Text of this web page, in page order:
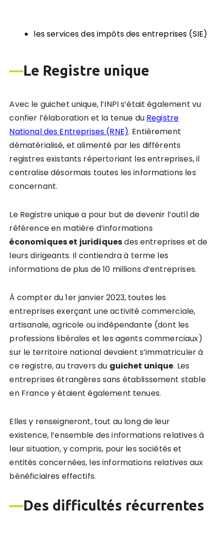
les services des impôts des entreprises (SIE)
—Le Registre unique
Avec le guichet unique, l’INPI s’était également vu
confier l’élaboration et la tenue du Registre
National des Entreprises (RNE). Entièrement
dématérialisé, et alimenté par les différents
registres existants répertoriant les entreprises, il
centralise désormais toutes les informations les
concernant.
Le Registre unique a pour but de devenir l’outil de
référence en matière d’informations
économiques et juridiquesdes entreprises et de
leurs dirigeants. Il contiendra à terme les
informations de plus de 10 millions d’entreprises.
À compter du 1er janvier 2023, toutes les
entreprises exerçant une activité commerciale,
artisanale, agricole ou indépendante (dont les
professions libérales et les agents commerciaux)
sur le territoire national devaient s’immatriculer à
ce registre, au travers du guichet unique. Les
entreprises étrangères sans établissement stable
en France y étaient également tenues.
Elles y renseigneront, tout au long de leur
existence, l’ensemble des informations relatives à
leur situation, y compris, pour les sociétés et
entités concernées, les informations relatives aux
bénéficiaires effectifs.
—Des difficultés récurrentes